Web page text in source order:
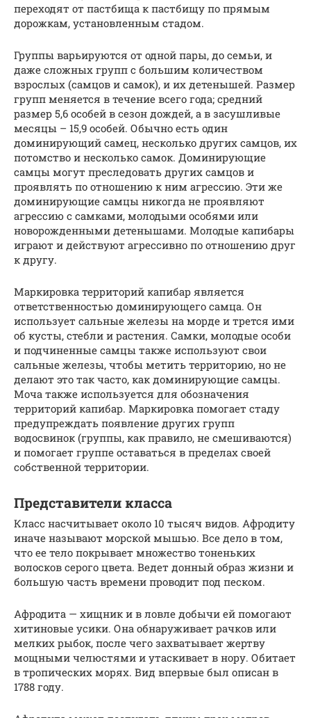
переходят от пастбища к пастбищу по прямым
дорожкам, установленным стадом.
Группы варьируются от одной пары, до семьи, и
даже сложных групп с большим количеством
взрослых (самцов и самок), и их детенышей. Размер
групп меняется в течение всего года; средний
размер 5,6 особей в сезон дождей, а в засушливые
месяцы – 15,9 особей. Обычно есть один
доминирующий самец, несколько других самцов, их
потомство и несколько самок. Доминирующие
самцы могут преследовать других самцов и
проявлять по отношению к ним агрессию. Эти же
доминирующие самцы никогда не проявляют
агрессию с самками, молодыми особями или
новорожденными детенышами. Молодые капибары
играют и действуют агрессивно по отношению друг
к другу.
Маркировка территорий капибар является
ответственностью доминирующего самца. Он
использует сальные железы на морде и трется ими
об кусты, стебли и растения. Самки, молодые особи
и подчиненные самцы также используют свои
сальные железы, чтобы метить территорию, но не
делают это так часто, как доминирующие самцы.
Моча также используется для обозначения
территорий капибар. Маркировка помогает стаду
предупреждать появление других групп
водосвинок (группы, как правило, не смешиваются)
и помогает группе оставаться в пределах своей
собственной территории.
Представители класса
Класс насчитывает около 10 тысяч видов. Афродиту
иначе называют морской мышью. Все дело в том,
что ее тело покрывает множество тоненьких
волосков серого цвета. Ведет донный образ жизни и
большую часть времени проводит под песком.
Афродита — хищник и в ловле добычи ей помогают
хитиновые усики. Она обнаруживает рачков или
мелких рыбок, после чего захватывает жертву
мощными челюстями и утаскивает в нору. Обитает
в тропических морях. Вид впервые был описан в
1788 году.